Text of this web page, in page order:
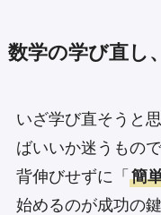
数学の学び直し
いざ学び直そうと
ばいいか迷うもの
背伸びせずに「 簡
始めるのが成功の鍵